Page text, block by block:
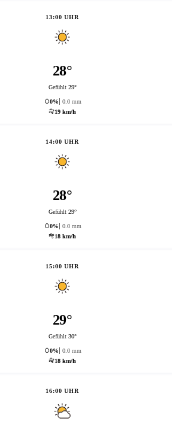
13:00 UHR
28°
Gefühlt 29°
0%
0.0 mm
19 km/h
14:00 UHR
28°
Gefühlt 29°
0%
0.0 mm
18 km/h
15:00 UHR
29°
Gefühlt 30°
0%
0.0 mm
18 km/h
16:00 UHR